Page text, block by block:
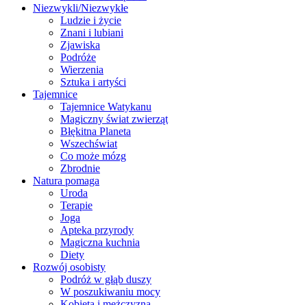
Niezwykli/Niezwykłe
Ludzie i życie
Znani i lubiani
Zjawiska
Podróże
Wierzenia
Sztuka i artyści
Tajemnice
Tajemnice Watykanu
Magiczny świat zwierząt
Błękitna Planeta
Wszechświat
Co może mózg
Zbrodnie
Natura pomaga
Uroda
Terapie
Joga
Apteka przyrody
Magiczna kuchnia
Diety
Rozwój osobisty
Podróż w głąb duszy
W poszukiwaniu mocy